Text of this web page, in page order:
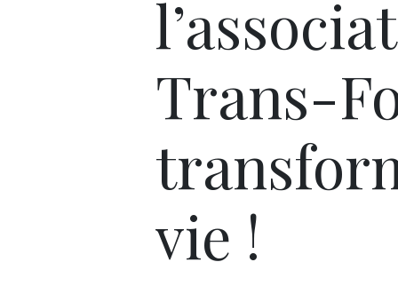
Trans-
vie !